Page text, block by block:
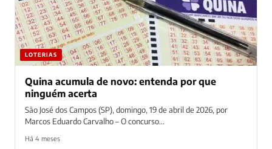
LOTERIAS
Quina acumula de novo: entenda por que
ninguém acerta
São José dos Campos (SP), domingo, 19 de abril de 2026, por
Marcos Eduardo Carvalho – O concurso...
Há 4 meses